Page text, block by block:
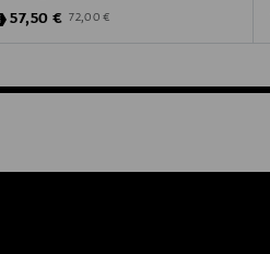
Discounted Price
57,50 € Original Price
72,00 €